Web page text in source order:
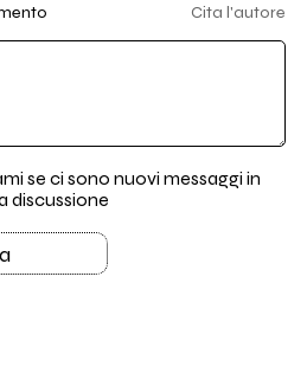
Cita l'autore
se ci sono nuovi messaggi in
discussione